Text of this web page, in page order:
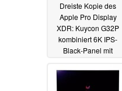
Dreiste Kopie des
Apple Pro Display
XDR: Kuycon G32P
kombiniert 6K IPS-
Black-Panel mit